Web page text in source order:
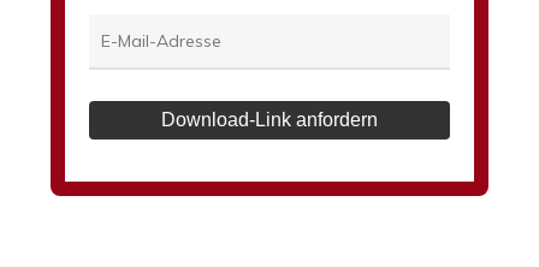
Download-Link anfordern